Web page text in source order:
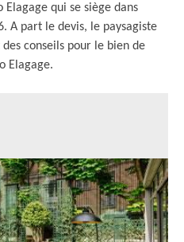
qui se siège dans
A part le devis, le paysagiste
conseils pour le bien de
Elagage.